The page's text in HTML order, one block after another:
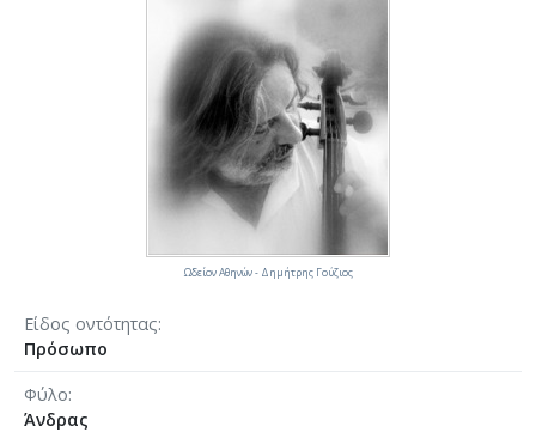
Είδος οντότητας
Πρόσωπο
Φύλο
Άνδρας
Ωδείον Αθηνών - Δημήτρης Γούζιος